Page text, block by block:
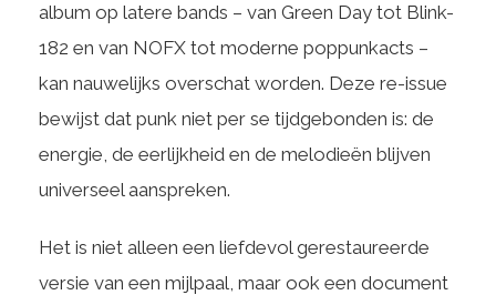
album op latere bands – van Green Day tot Blink-
182 en van NOFX tot moderne poppunkacts –
kan nauwelijks overschat worden. Deze re-issue
bewijst dat punk niet per se tijdgebonden is: de
energie, de eerlijkheid en de melodieën blijven
universeel aanspreken.
Het is niet alleen een liefdevol gerestaureerde
versie van een mijlpaal, maar ook een document